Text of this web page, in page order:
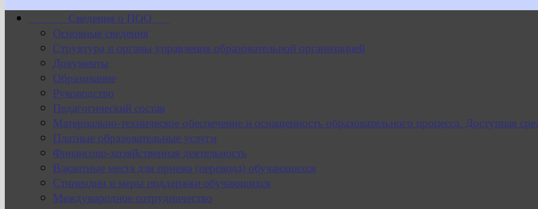
Сведения о ПОО
Основные сведения
Структура и органы управления образовательной организацией
Документы
Образование
Руководство
Педагогический состав
Материально-техническое обеспечение и оснащенность образовательного процесса. Доступная
Платные образовательные услуги
Финансово-хозяйственная деятельность
Вакантные места для приема (перевода) обучающихся
Стипендии и меры поддержки обучающихся
Международное сотрудничество